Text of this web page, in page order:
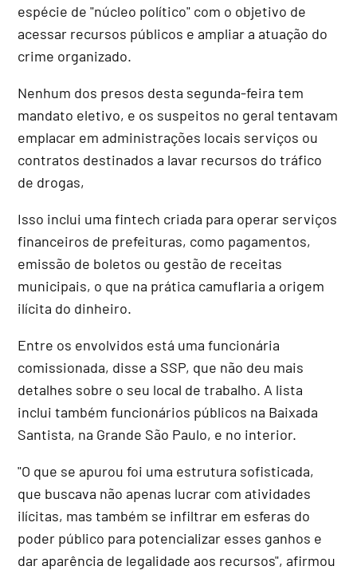
espécie de "núcleo político" com o objetivo de
acessar recursos públicos e ampliar a atuação do
crime organizado.
Nenhum dos presos desta segunda-feira tem
mandato eletivo, e os suspeitos no geral tentavam
emplacar em administrações locais serviços ou
contratos destinados a lavar recursos do tráfico
de drogas,
Isso inclui uma fintech criada para operar serviços
financeiros de prefeituras, como pagamentos,
emissão de boletos ou gestão de receitas
municipais, o que na prática camuflaria a origem
ilícita do dinheiro.
Entre os envolvidos está uma funcionária
comissionada, disse a SSP, que não deu mais
detalhes sobre o seu local de trabalho. A lista
inclui também funcionários públicos na Baixada
Santista, na Grande São Paulo, e no interior.
"O que se apurou foi uma estrutura sofisticada,
que buscava não apenas lucrar com atividades
ilícitas, mas também se infiltrar em esferas do
poder público para potencializar esses ganhos e
dar aparência de legalidade aos recursos", afirmou